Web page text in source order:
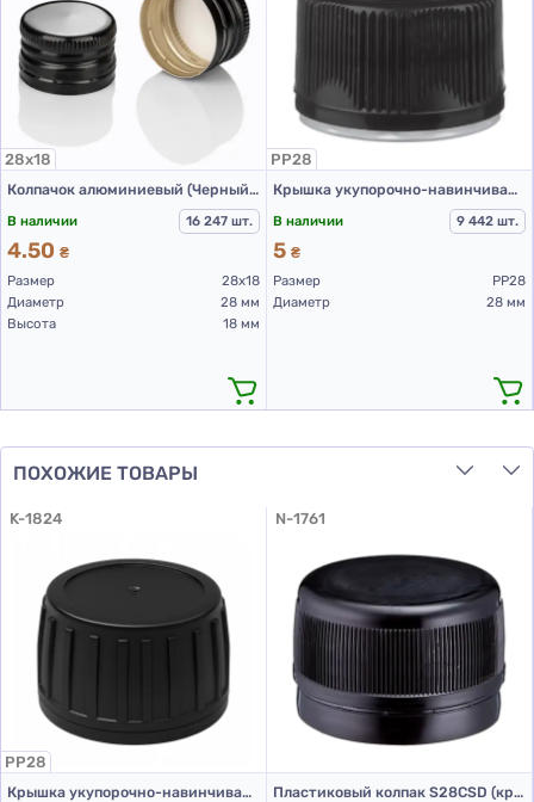
28х18
Колпачок алюминиевый (Черный с резьбой 28х18 мм)
В наличии
16 247 шт.
4.50 ₴
Размер
28х18
Диаметр
28 мм
Высота
18 мм
PP28
Крышка укупорочно-навинчивающая с контролем первого открытия тип 1.4Д(Б) 01 Черная
В наличии
9 442 шт.
5 ₴
Размер
PP28
Диаметр
28 мм
ПОХОЖИЕ ТОВАРЫ
K-1824
PP28
Крышка укупорочно-навинчивающая с контролем первого открытия тип 1.4Д (Б) (конус) 01 черная
N-1761
Пластиковый колпак S28CSD (крышка для ПЭТ бутылок 28 мм черная)